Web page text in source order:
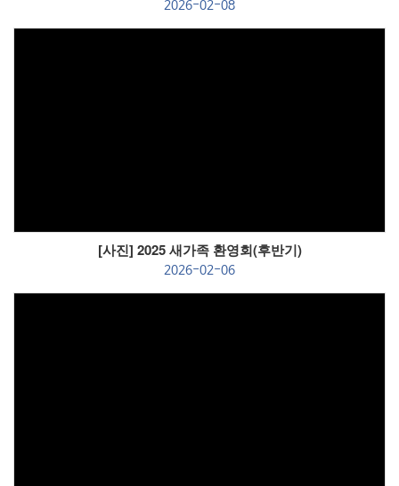
2026-02-08
[사진] 2025 새가족 환영회(후반기)
2026-02-06